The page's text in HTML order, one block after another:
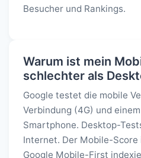
Besucher und Rankings.
Warum ist mein
schlechter als
Google testet die mobile
Verbindung (4G) und
Smartphone. Desktop-
Internet. Der Mobile-
Google Mobile-First